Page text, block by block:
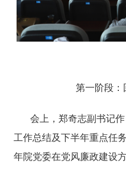
第一阶段：
会上，郑奇志副书记
工作总结及下半年重点任
年院党委在党风廉政建设